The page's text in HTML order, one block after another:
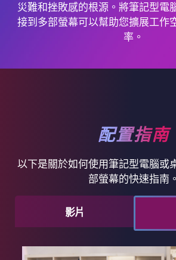
災難和挫敗感的根源。將筆記型電
接到多部螢幕可以幫助您擴展工作
率。
配置指南
以下是關於如何使用筆記型電腦或
部螢幕的快速指南。
影片